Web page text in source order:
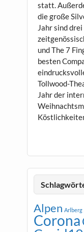
statt.
die große
Jahr sind
und The 7
besten
Tollwood-
Jahr der
Alpen Arlberg
Corona